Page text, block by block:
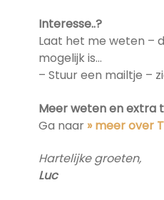
Interesse..?
Laat het me weten –
mogelijk is…
– Stuur een mailtje –
Meer weten en extra
Ga naar» meer over
Hartelijke groeten,
Luc